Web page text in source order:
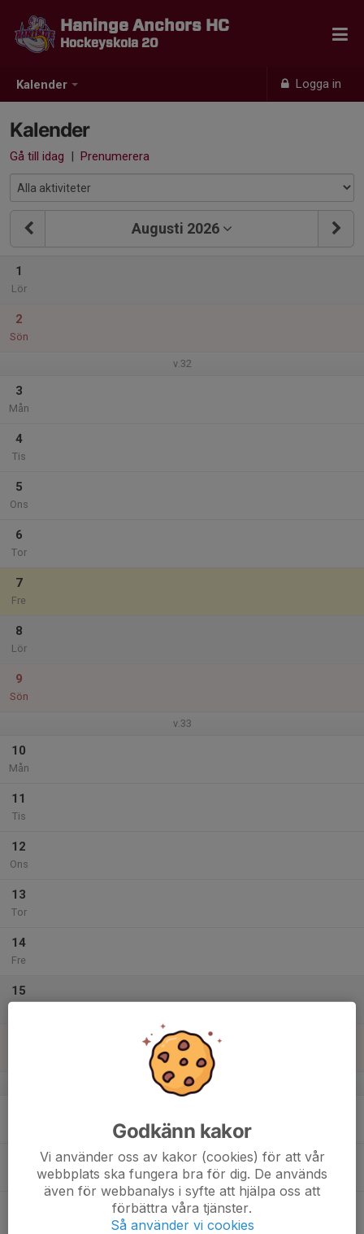
Kalender Logga in
Haninge Anchors HC
Hockeyskola 20
Kalender
Gå till idag | Prenumerera
Augusti 2026
1
Lör
2
Sön
v.32
3
Mån
4
Tis
5
Ons
6
Tor
7
Fre
8
Lör
9
Sön
v.33
10
Mån
11
Tis
12
Ons
13
Tor
14
Fre
15
v.34
Godkänn kakor
Vi använder oss av kakor (cookies) för att vår
webbplats ska fungera bra för dig. De används
även för webbanalys i syfte att hjälpa oss att
förbättra våra tjänster.
Så använder vi cookies